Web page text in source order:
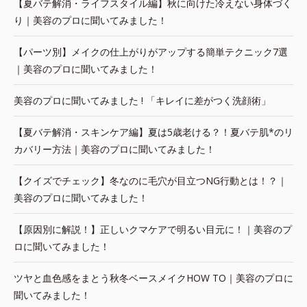
【夏バテ解消・ライフスタイル編】秋に向けた冷えない身体づく
り｜美容のプロに聞いてみました！
【パーツ別】メイクの仕上がりがアップする簡単テクニック7選
｜美容のプロに聞いてみました！
美容のプロに聞いてみました ! 「キレイに差がつく洗顔術」
【夏バテ解消・スキンケア編】夏は5歳老ける？！夏バテ肌*のリ
カバリー方法｜美容のプロに聞いてみました！
【クイズでチェック】冬なのに毛穴が目立つNG行動とは！？｜
美容のプロに聞いてみました！
【原因別に解説！】正しいクマケアで明るい目元に！｜美容のプ
ロに聞いてみました！
ツヤと血色感をまとう秋冬ベースメイクHOW TO｜美容のプロに
聞いてみました！